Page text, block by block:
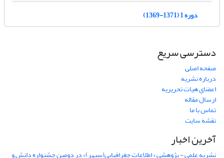
دوره 1 (1371-1369)
دسترسی سریع
صفحه اصلی
درباره نشریه
اعضای هیات تحریریه
ارسال مقاله
تماس با ما
نقشه سایت
آخرین اخبار
نشریه علمی - پژوهشی « اطلاعات جغرافیایی(سپهر)» در دومین جشنواره دانش و